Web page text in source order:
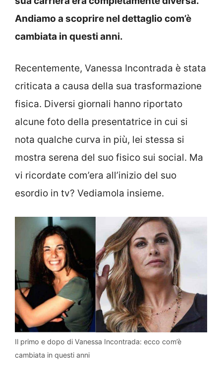
Andiamo a scoprire nel dettaglio com’è
cambiata in questi anni.
Recentemente, Vanessa Incontrada è stata
criticata a causa della sua trasformazione
fisica. Diversi giornali hanno riportato
alcune foto della presentatrice in cui si
nota qualche curva in più, lei stessa si
mostra serena del suo fisico sui social. Ma
vi ricordate com’era all’inizio del suo
esordio in tv? Vediamola insieme.
Il primo e dopo di Vanessa Incontrada: ecco com’è
cambiata in questi anni